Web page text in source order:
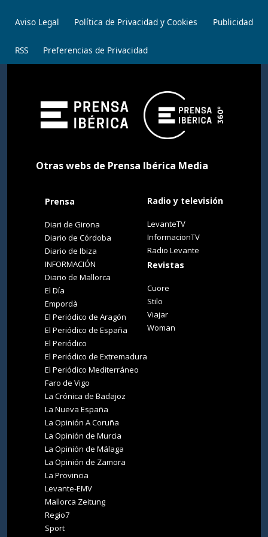
Aviso Legal Política de Privacidad y Cookies Publicidad
RSS Preferencias de Privacidad
Otras webs de Prensa Ibérica Media
Prensa
Diari de Girona
Diario de Córdoba
Diario de Ibiza
INFORMACIÓN
Diario de Mallorca
El Día
Empordà
El Periódico de Aragón
El Periódico de España
El Periódico
El Periódico de Extremadura
El Periódico Mediterráneo
Faro de Vigo
La Crónica de Badajoz
La Nueva España
La Opinión A Coruña
La Opinión de Murcia
La Opinión de Málaga
La Opinión de Zamora
La Provincia
Levante-EMV
Mallorca Zeitung
Regio7
Sport
Radio y televisión
LevanteTV
InformacionTV
Radio Levante
Revistas
Cuore
Stilo
Viajar
Woman